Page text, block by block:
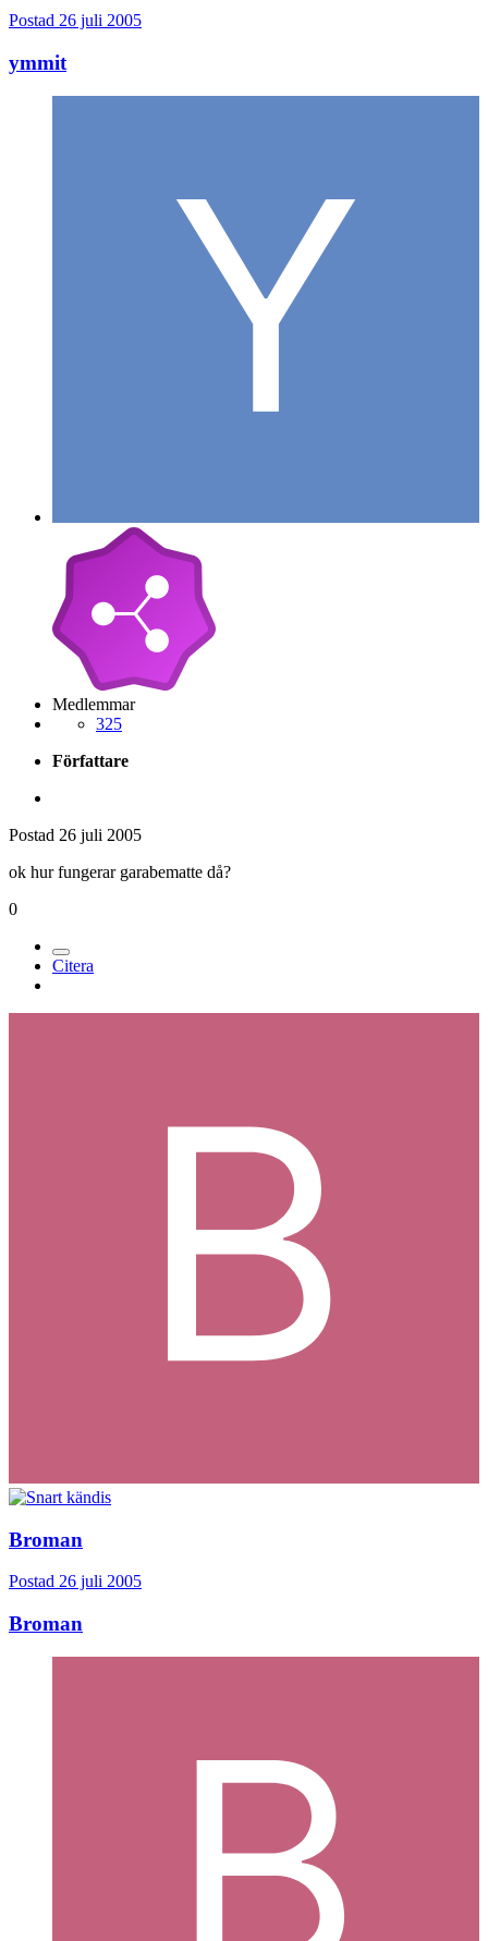
Postad 26 juli 2005
ymmit
Medlemmar
325
Författare
Postad 26 juli 2005
ok hur fungerar garabematte då?
0
Citera
Broman
Postad 26 juli 2005
Broman